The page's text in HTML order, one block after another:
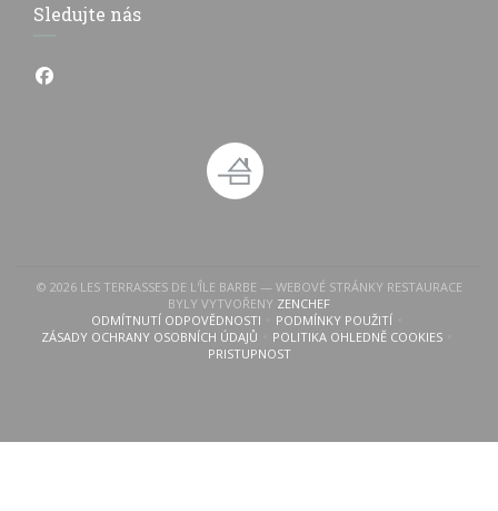
Sledujte nás
Facebook ((otevře se v novém okně))
© 2026 LES TERRASSES DE L'ÎLE BARBE — WEBOVÉ STRÁNKY RESTAURACE
BYLY VYTVOŘENY ZENCHEF((OTEVŘE SE V NOVÉM
ODMÍTNUTÍ ODPOVĚDNOSTI((OTEVŘE SE V NOVÉM OKNĚ))
PODMÍNKY POUŽITÍ((OTEVŘE SE V NOVÉM
ZÁSADY OCHRANY OSOBNÍCH ÚDAJŮ
((OTEVŘE SE V NOVÉM OKNĚ))POLITIKA OHLEDNĚ COOKIES
((OTEVŘE SE V NOVÉM
PRISTUPNOST
((OTEVŘE SE V NOVÉM OKNĚ))